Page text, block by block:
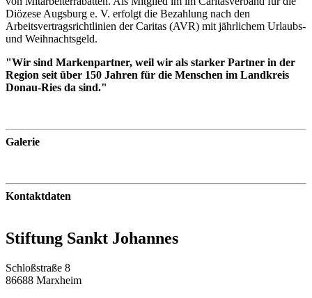
Diözese Augsburg e. V. erfolgt die Bezahlung nach den
Arbeitsvertragsrichtlinien der Caritas (AVR) mit jährlichem Urlaubs-
und Weihnachtsgeld.
"Wir sind Markenpartner, weil wir als starker Partner in der
Region seit über 150 Jahren für die Menschen im Landkreis
Donau-Ries da sind."
Galerie
Kontaktdaten
Stiftung Sankt Johannes
Schloßstraße 8
86688 Marxheim